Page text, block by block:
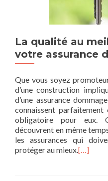
La qualité au
votre assurance
Que vous soyez
d’une construction
d’une assurance
connaissent
obligatoire pour eux.
découvrent en même
les assurances qui
protéger au mieux.[…]